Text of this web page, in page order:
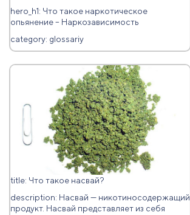
hero_h1: Что такое наркотическое
опьянение – Наркозависимость
category: glossariy
title: Что такое насвай?
description: Насвай — никотиносодержащий
продукт. Насвай представляет из себя